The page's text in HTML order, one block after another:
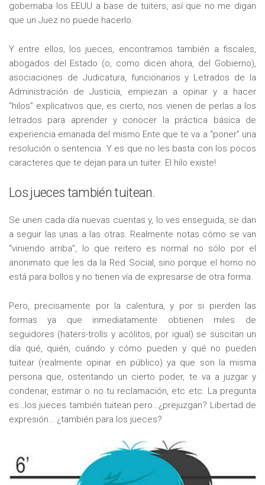
gobernaba los EEUU a base de tuiters, así que no me digan
que un Juez no puede hacerlo.
Y entre ellos, los jueces, encontramos también a fiscales,
abogados del Estado (o, como dicen ahora, del Gobierno),
asociaciones de Judicatura, funcionarios y Letrados de la
Administración de Justicia, empiezan a opinar y a hacer
“hilos” explicativos que, es cierto, nos vienen de perlas a los
letrados para aprender y conocer la práctica básica de
experiencia emanada del mismo Ente que te va a “poner” una
resolución o sentencia. Y es que no les basta con los pocos
caracteres que te dejan para un tuiter. El hilo existe!
Los jueces también tuitean.
Se unen cada día nuevas cuentas y, lo ves enseguida, se dan
a seguir las unas a las otras. Realmente notas cómo se van
“viniendo arriba”, lo que reitero es normal no sólo por el
anonimato que les da la Red Social, sino porque el horno no
está para bollos y no tienen vía de expresarse de otra forma.
Pero, precisamente por la calentura, y por si pierden las
formas ya que inmediatamente obtienen miles de
seguidores (haters-trolls y acólitos, por igual) se suscitan un
día qué, quién, cuándo y cómo pueden y qué no pueden
tuitear (realmente opinar en público) ya que son la misma
persona que, ostentando un cierto poder, te va a juzgar y
condenar, estimar o no tu reclamación, etc etc. La pregunta
es…los jueces también tuitean pero…¿prejuzgan? Libertad de
expresión… ¿también para los jueces?